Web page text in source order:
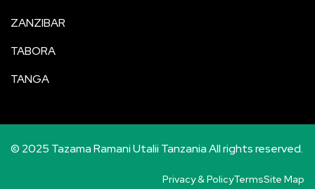
ZANZIBAR
TABORA
TANGA
© 2025 Tazama Ramani Utalii Tanzania All rights reserved.
Privacy & PolicyTermsSite Map